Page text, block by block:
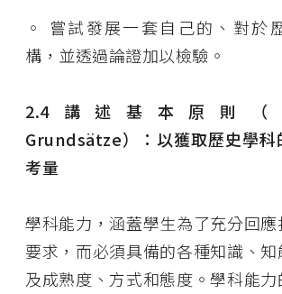
◦ 嘗試發展一套自己的、對於
構，並透過論證加以檢驗。
2.4講述基本原則（
Grundsätze）：以獲取歷史學
考量
學科能力，涵蓋學生為了充分回
要求，而必須具備的各種知識、知
及成熟度、方式和態度。學科能